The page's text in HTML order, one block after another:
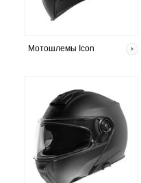
Мотошлемы Icon